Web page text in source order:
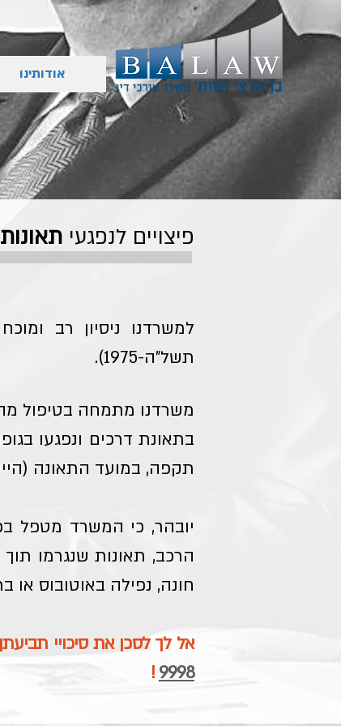
אודותינו
פיצויים לנפגעי
למשרדנו ניסיון רב
תשל"ה-1975).
משרדנו מתמחה בטיפול
בתאונת דרכים ונפגעו
תקפה, במועד התאונה
יובהר, כי המשרד מטפל
הרכב, תאונות שנגרמו
חונה, נפילה באוטובוס
אל לך לסכן את סיכויי
9998
!